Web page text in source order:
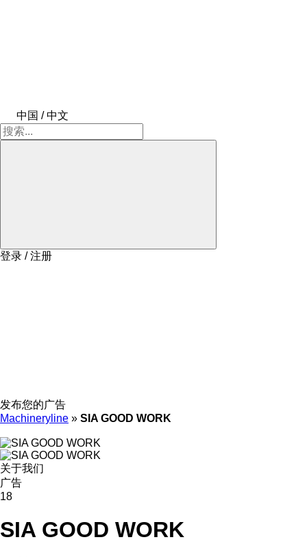
中国 / 中文
登录 / 注册
发布您的广告
Machineryline » SIA GOOD WORK
关于我们
广告
18
SIA GOOD WORK